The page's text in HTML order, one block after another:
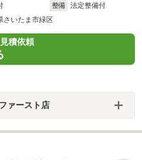
整備
法定整備付
さいたま市緑区
積依頼
ァースト店